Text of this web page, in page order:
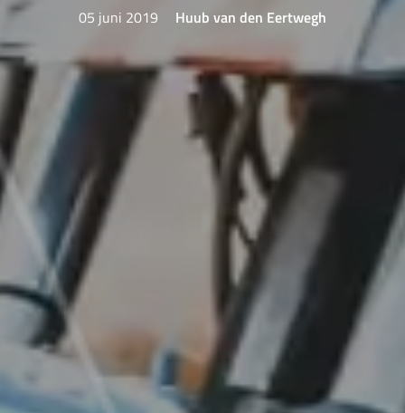
05 juni 2019 Huub van den Eertwegh